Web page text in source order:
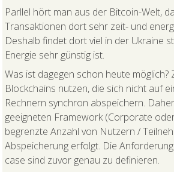
Parllel hört man aus der Bitcoin-Welt,
Transaktionen dort sehr zeit- und
Deshalb findet dort viel in der Ukraine
Energie sehr günstig ist.
Was ist dagegen schon heute möglich?
Blockchains nutzen, die sich nicht auf
Rechnern synchron abspeichern.
geeigneten Framework (Corporate
begrenzte Anzahl von Nutzern /
Abspeicherung erfolgt. Die
case sind zuvor genau zu definieren.